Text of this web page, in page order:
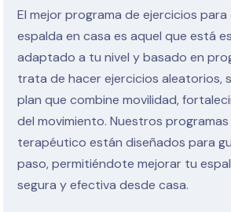
El mejor programa de ejercicios
espalda en casa es aquel que está
adaptado a tu nivel y basado en
trata de hacer ejercicios aleatorios,
plan que combine movilidad,
del movimiento. Nuestros
terapéutico están diseñados para
paso, permitiéndote mejorar tu
segura y efectiva desde casa.